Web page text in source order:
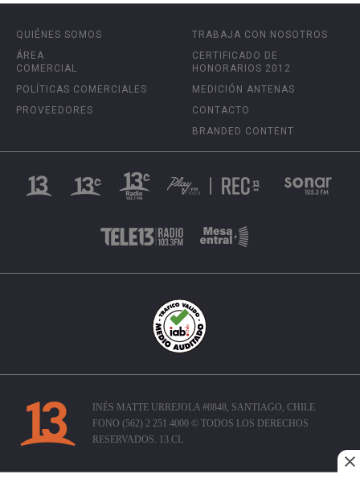
QUIÉNES SOMOS
ÁREA
COMERCIAL
POLÍTICAS COMERCIALES
PROVEEDORES
TRABAJA CON NOSOTROS
CERTIFICADO DE
HONORARIOS 2012
MEDICIÓN ANTENAS
CONTACTO
BRANDED CONTENT
INÉS MATTE URREJOLA #0848, SANTIAGO, CHILE
FONO (562) 2 251 4000 © TODOS LOS DERECHOS
RESERVADOS. 13.CL